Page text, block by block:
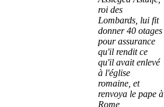
roi des
Lombards, lui fit
donner 40 otages
pour assurance
qu'il rendit ce
qu'il avait enlevé
à l'église
romaine, et
renvoya le pape à
Rome